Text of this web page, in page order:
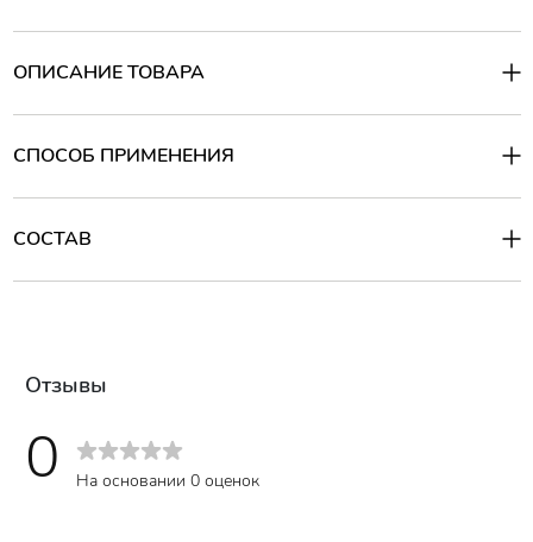
ОПИСАНИЕ ТОВАРА
Нежирный крем легко распределяется и быстро впитывается,не
поступают питательные вещества,витамины,минеральные соли и
влага.Крем стимулирует заживление потертостей,трещин и
процессам,смягчает кожу ног.
Зеленый чай снимает красноту и отечность.
Масло ши (карите) - улучшает регенерацию клеток,
СПОСОБ ПРИМЕНЕНИЯ
Способ применения:
СОСТАВ
Состав:
Sinensis Leaf Extract (300mg), Portulaca Oleracea Extract, Oryza
Sativa (Rice) Bran Extract, Carbomer, Snail Secretion Filtrete, 1,2-
Отзывы
0 На основании 0 оценок